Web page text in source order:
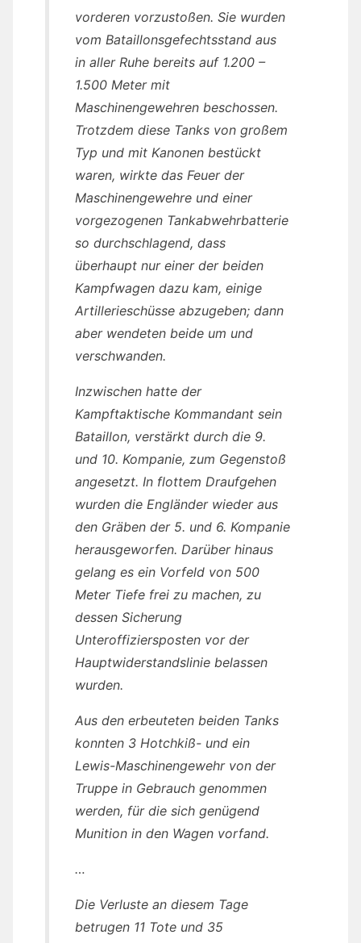
vorderen vorzustoßen. Sie wurden
vom Bataillonsgefechtsstand aus
in aller Ruhe bereits auf 1.200 –
1.500 Meter mit
Maschinengewehren beschossen.
Trotzdem diese Tanks von großem
Typ und mit Kanonen bestückt
waren, wirkte das Feuer der
Maschinengewehre und einer
vorgezogenen Tankabwehrbatterie
so durchschlagend, dass
überhaupt nur einer der beiden
Kampfwagen dazu kam, einige
Artillerieschüsse abzugeben; dann
aber wendeten beide um und
verschwanden.
Inzwischen hatte der
Kampftaktische Kommandant sein
Bataillon, verstärkt durch die 9.
und 10. Kompanie, zum Gegenstoß
angesetzt. In flottem Draufgehen
wurden die Engländer wieder aus
den Gräben der 5. und 6. Kompanie
herausgeworfen. Darüber hinaus
gelang es ein Vorfeld von 500
Meter Tiefe frei zu machen, zu
dessen Sicherung
Unteroffiziersposten vor der
Hauptwiderstandslinie belassen
wurden.
Aus den erbeuteten beiden Tanks
konnten 3 Hotchkiß- und ein
Lewis-Maschinengewehr von der
Truppe in Gebrauch genommen
werden, für die sich genügend
Munition in den Wagen vorfand.
…
Die Verluste an diesem Tage
betrugen 11 Tote und 35